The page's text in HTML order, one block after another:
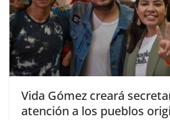
Vida Gómez creará
atención a los pueblos